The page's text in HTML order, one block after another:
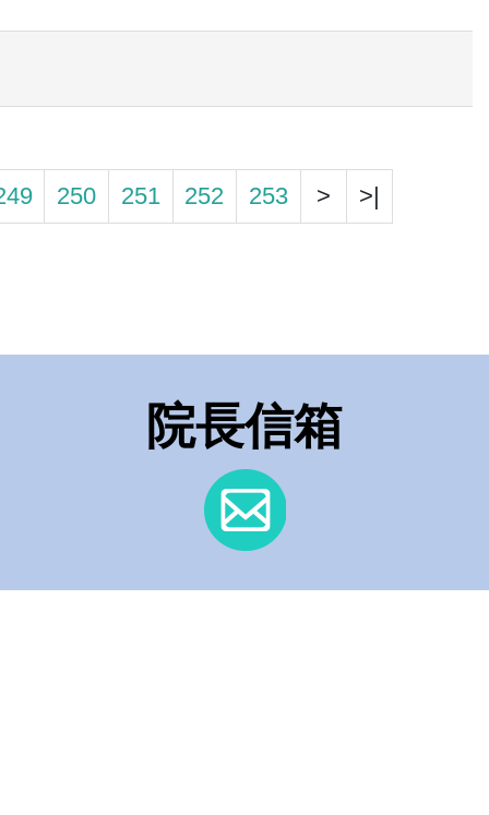
250 251 252 253 > >|
院長信箱